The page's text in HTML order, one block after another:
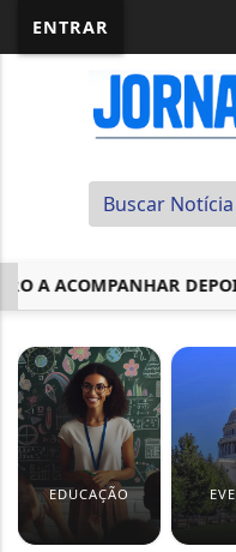
ENTRAR
ACOMPANHAR
EDUCAÇÃO